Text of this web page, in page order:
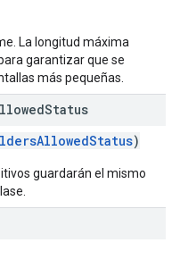
La longitud máxima
garantizar que se
más pequeñas.
Status
)
guardarán el mismo